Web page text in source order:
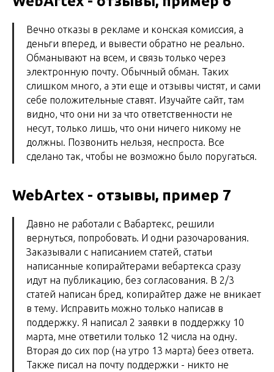
Вечно отказы в рекламе и конская комиссия, а
деньги вперед, и вывести обратно не реально.
Обманывают на всем, и связь только через
электронную почту. Обычный обман. Таких
слишком много, а эти еще и отзывы чистят, и сами
себе положительные ставят. Изучайте сайт, там
видно, что они ни за что ответственности не
несут, только лишь, что они ничего никому не
должны. Позвонить нельзя, неспроста. Все
сделано так, чтобы не возможно было поругаться.
WebArtex - отзывы, пример 7
Давно не работали с Вабартекс, решили
вернуться, попробовать. И одни разочарования.
Заказывали с написанием статей, статьи
написанные копирайтерами вебартекса сразу
идут на публикацию, без согласования. В 2/3
статей написан бред, копирайтер даже не вникает
в тему. Исправить можно только написав в
поддержку. Я написал 2 заявки в поддержку 10
марта, мне ответили только 12 числа на одну.
Вторая до сих пор (на утро 13 марта) беез ответа.
Также писал на почту поддержки - никто не